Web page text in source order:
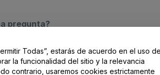
pregunta?
Ayuda / Contacto
Todas”, estarás de acuerdo en el uso
la funcionalidad del sitio y la relevancia
contrario, usaremos cookies estrictamente